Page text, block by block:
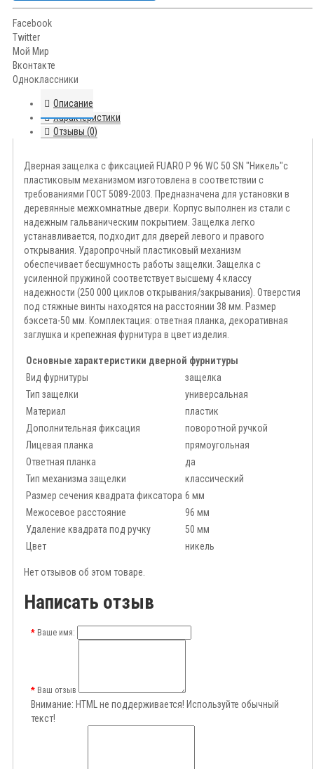
Facebook
Twitter
Мой Мир
Вконтакте
Одноклассники
Описание
Характеристики
Отзывы (0)
Дверная защелка с фиксацией FUARO P 96 WC 50 SN "Никель"с
пластиковым механизмом изготовлена в соответствии с
требованиями ГОСТ 5089-2003. Предназначена для установки в
деревянные межкомнатные двери. Корпус выполнен из стали с
надежным гальваническим покрытием. Защелка легко
устанавливается, подходит для дверей левого и правого
открывания. Ударопрочный пластиковый механизм
обеспечивает бесшумность работы защелки. Защелка с
усиленной пружиной соответствует высшему 4 классу
надежности (250 000 циклов открывания/закрывания). Отверстия
под стяжные винты находятся на расстоянии 38 мм. Размер
бэксета-50 мм. Комплектация: ответная планка, декоративная
заглушка и крепежная фурнитура в цвет изделия
Основные характеристики дверной фурнитуры
Вид фурнитуры
защелка
Тип защелки
универсальная
Материал
пластик
Дополнительная фиксация
поворотной ручкой
Лицевая планка
прямоугольная
Ответная планка
да
Тип механизма защелки
классический
Размер сечения квадрата фиксатора 6 мм
Межосевое расстояние
96 мм
Удаление квадрата под ручку
50 мм
Цвет
никель
Нет отзывов об этом товаре.
Написать отзыв
Ваше имя:
Ваш отзыв
Внимание: HTML не поддерживается! Используйте обычный
текст!